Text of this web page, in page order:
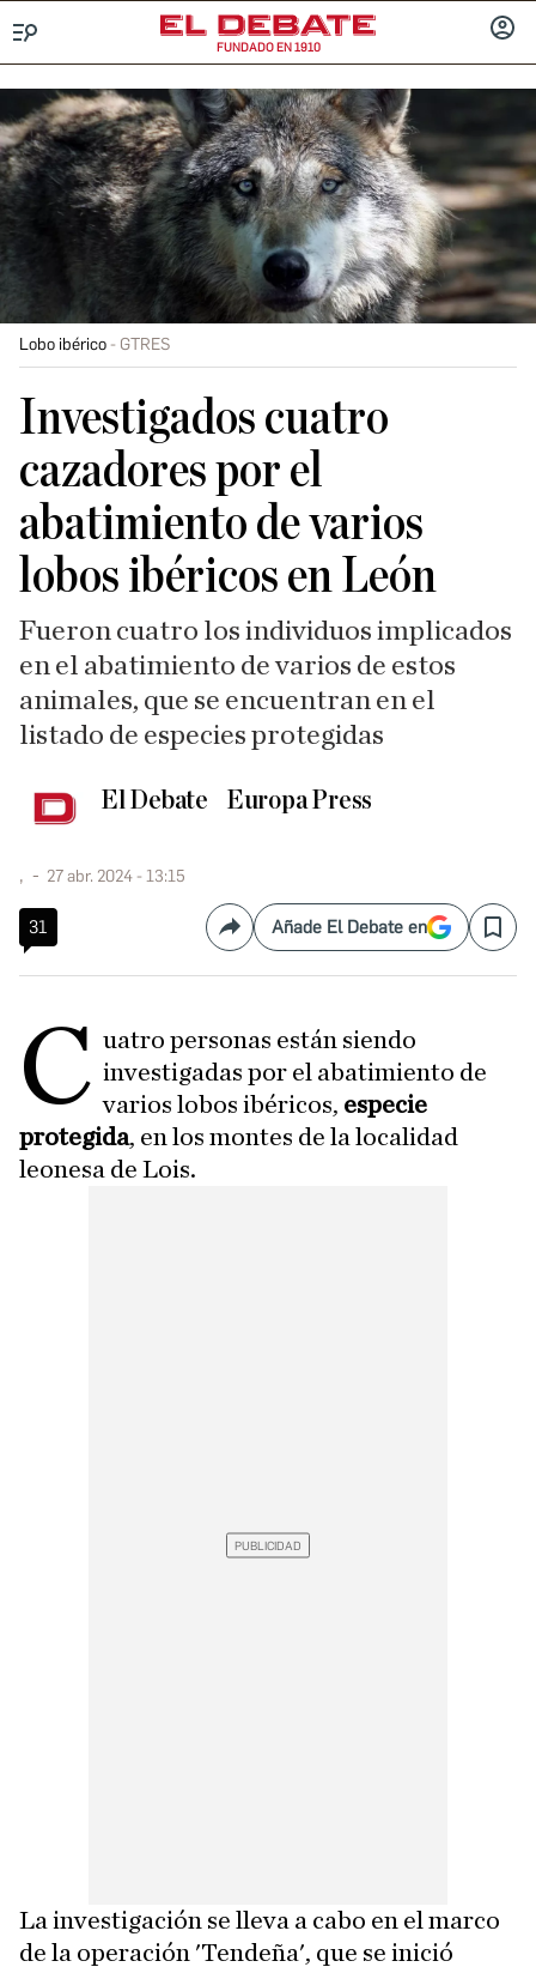
FUNDADO EN 1910
Lobo ibérico GTRES
Investigados cuatro
cazadores por el
abatimiento de varios
lobos ibéricos en León
Fueron cuatro los individuos implicados
en el abatimiento de varios de estos
animales, que se encuentran en el
listado de especies protegidas
El Debate Europa Press
, 27 abr. 2024 - 13:15
31 CompartirAñade El Debate en Save
C uatro personas están siendo
investigadas por el abatimiento de
varios lobos ibéricos, especie
protegida, en los montes de la localidad
leonesa de Lois.
La investigación se lleva a cabo en el marco
de la operación 'Tendeña', que se inició